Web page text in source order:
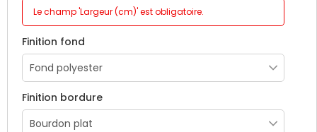
Le champ 'Largeur (cm)' est obligatoire.
Finition fond
Finition bordure